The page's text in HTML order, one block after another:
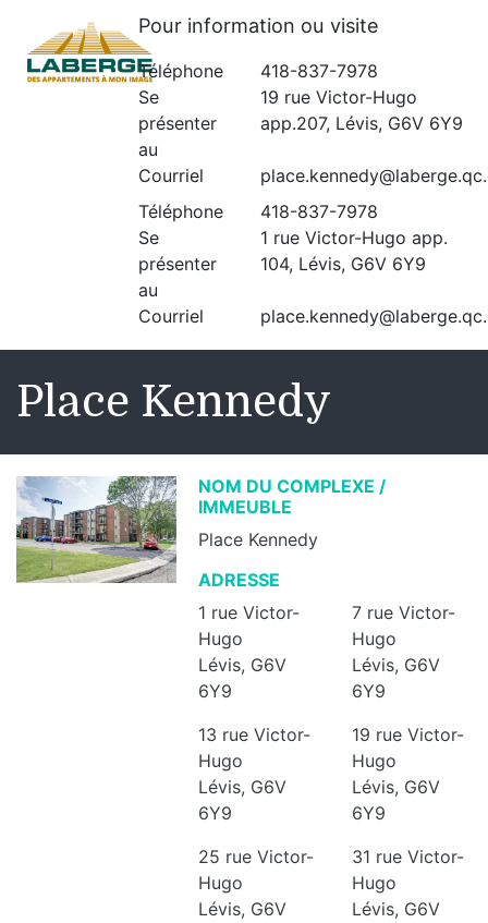
Pour information ou visite
Téléphone
418-837-7978
Se
présenter
au
19 rue Victor-Hugo
app.207, Lévis, G6V 6Y9
Courriel
Téléphone
418-837-7978
Se
présenter
au
1 rue Victor-Hugo app.
104, Lévis, G6V 6Y9
Courriel
Place Kennedy
NOM DU COMPLEXE /
IMMEUBLE
Place Kennedy
ADRESSE
1 rue Victor-
Hugo
Lévis, G6V
6Y9
7 rue Victor-
Hugo
Lévis, G6V
6Y9
13 rue Victor-
Hugo
Lévis, G6V
6Y9
19 rue Victor-
Hugo
Lévis, G6V
6Y9
25 rue Victor-
Hugo
Lévis, G6V
31 rue Victor-
Hugo
Lévis, G6V